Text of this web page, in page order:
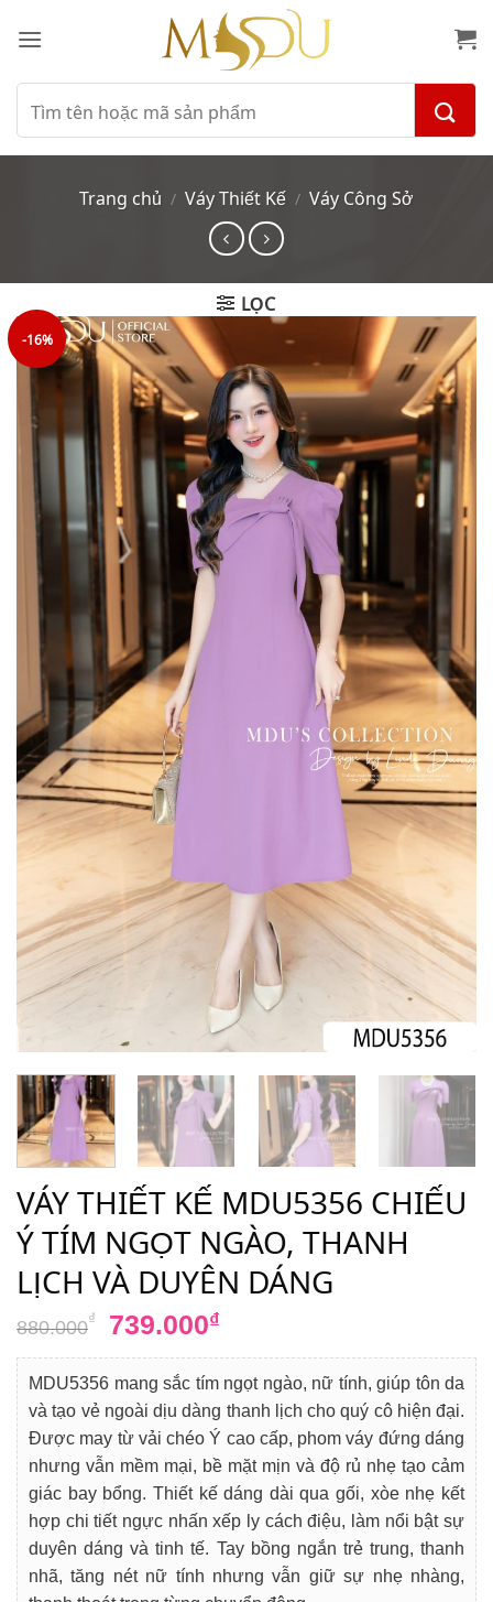
qua
dungTìm
kiếm:
Trang chủ / Váy Thiết Kế / Váy Công Sở
LỌC
-16%
VÁY THIẾT KẾ MDU5356 CHIẾU
Ý TÍM NGỌT NGÀO, THANH
LỊCH VÀ DUYÊN DÁNG
880.000₫
Giá
là:
880.000₫.
739.000₫
tại
là:
739.000₫.
MDU5356 mang sắc tím ngọt ngào, nữ tính, giúp tôn da
và tạo vẻ ngoài dịu dàng thanh lịch cho quý cô hiện đại.
Được may từ vải chéo Ý cao cấp, phom váy đứng dáng
nhưng vẫn mềm mại, bề mặt mịn và độ rủ nhẹ tạo cảm
giác bay bổng. Thiết kế dáng dài qua gối, xòe nhẹ kết
hợp chi tiết ngực nhấn xếp ly cách điệu, làm nổi bật sự
duyên dáng và tinh tế. Tay bồng ngắn trẻ trung, thanh
nhã, tăng nét nữ tính nhưng vẫn giữ sự nhẹ nhàng,